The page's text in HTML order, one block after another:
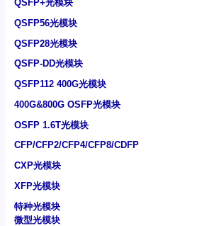
QSFP+光模块
QSFP56光模块
QSFP28光模块
QSFP-DD光模块
QSFP112 400G光模块
400G&800G OSFP光模块
OSFP 1.6T光模块
CFP/CFP2/CFP4/CFP8/CDFP
CXP光模块
XFP光模块
特种光模块
微型光模块